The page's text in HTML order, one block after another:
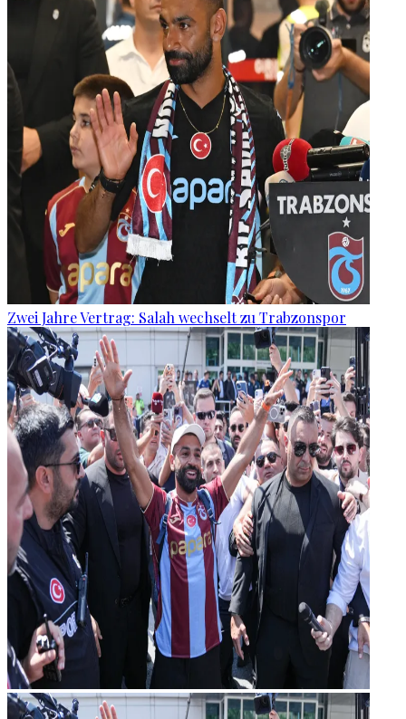
Zwei Jahre Vertrag: Salah wechselt zu Trabzonspor